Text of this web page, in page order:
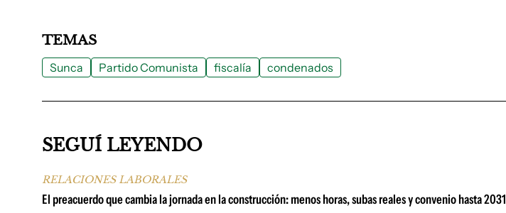
TEMAS
Sunca Partido Comunista fiscalía condenados
SEGUÍ LEYENDO
RELACIONES LABORALES
El preacuerdo que cambia la jornada en la construcción: menos horas, subas reales y convenio hasta 2031